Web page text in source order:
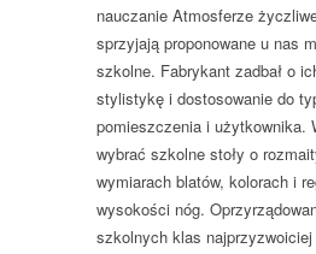
nauczanie Atmosferze
sprzyjają proponowane u nas
szkolne. Fabrykant zadbał o
stylistykę i dostosowanie do
pomieszczenia i użytkownika.
wybrać szkolne stoły o
wymiarach blatów, kolorach i
wysokości nóg.
szkolnych klas najprzyzwoiciej